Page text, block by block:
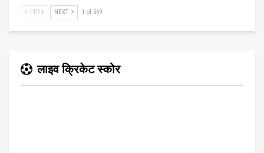
PREV NEXT 1 of 569
लाइव क्रिकेट स्कोर